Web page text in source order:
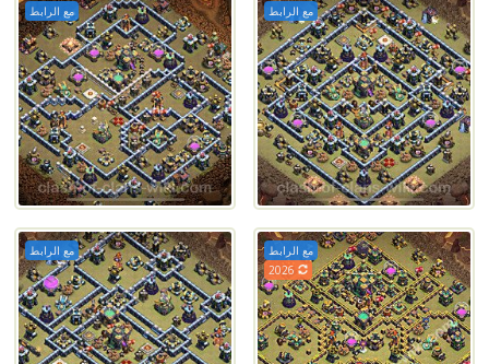
مع الرابط مع الرابط
مع الرابط
2026
مع الرابط